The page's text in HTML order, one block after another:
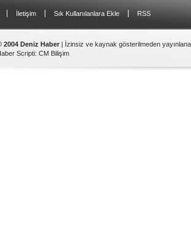
İletişim Sık Kullanılanlara Ekle RSS
2004 Deniz Haber | İzinsiz ve kaynak gösterilmeden
Scripti: CM Bilişim